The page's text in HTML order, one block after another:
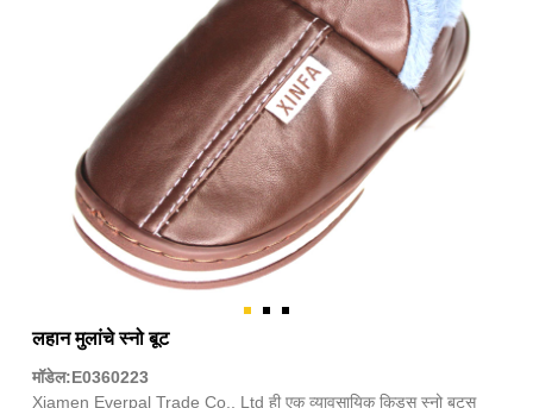
लहान मुलांचे स्नो बूट
मॉडेल:E0360223
Xiamen Everpal Trade Co., Ltd ही एक व्यावसायिक किड्स स्नो बूट्स